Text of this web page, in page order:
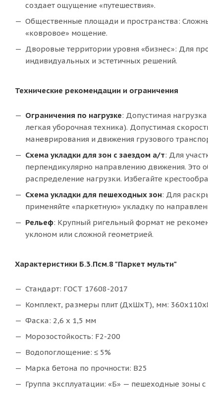
создает ощущение «путешествия».
Общественные площади и пространства:
«ковровое» мощение.
Дворовые территории уровня «бизнес»: Для
индивидуальных и эстетичных решений.
Технические рекомендации и ограничения
Ограничения по нагрузке: Допустимая
легкая уборочная техника). Допустимая
маневрирования и движения грузового
Схема укладки для зон с заездом а/т: Для
перпендикулярно направлению движения. Это
распределение нагрузки. Избегайте
Схема укладки для пешеходных зон: Для
применяйте «паркетную» укладку по
Рельеф: Крупный ригельный формат не
уклоном или сложной геометрией.
Характеристики Б.3.Псм.8 "Паркет мульти"
Стандарт: ГОСТ 17608-2017
Комплект, размеры плит (ДхШхТ), мм:
Фаска: 2,6 х 1,5 мм
Морозостойкость: F2-200
Водопоглощение: ≤ 5%
Марка бетона по прочности: В25
Группа эксплуатации: «Б» — пешеходные зоны